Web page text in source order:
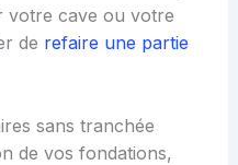
votre cave ou votre
de refaire une partie
sans tranchée
de vos fondations,